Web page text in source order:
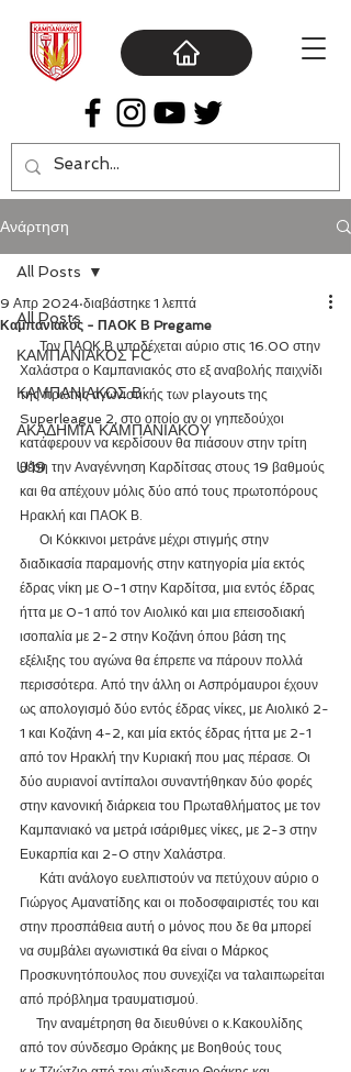
Ανάρτηση
All Posts
ΚΑΜΠΑΝΙΑΚΟΣ FC
ΚΑΜΠΑΝΙΑΚΟΣ Β΄
ΑΚΑΔΗΜΙΑ ΚΑΜΠΑΝΙΑΚΟΥ
U19
All Posts
Καμπανιακός - ΠΑΟΚ Β Pregame
9 Απρ 2024 διαβάστηκε 1 λεπτά
      Τον ΠΑΟΚ Β υποδέχεται αύριο στις 16.00 στην
Χαλάστρα ο Καμπανιακός στο εξ αναβολής παιχνίδι
της πρώτης αγωνιστικής των playouts της
Superleague 2, στο οποίο αν οι γηπεδούχοι
κατάφερουν να κερδίσουν θα πιάσουν στην τρίτη
θέση την Αναγέννηση Καρδίτσας στους 19 βαθμούς
και θα απέχουν μόλις δύο από τους πρωτοπόρους
Ηρακλή και ΠΑΟΚ Β.
διαδικασία παραμονής στην κατηγορία μία εκτός
έδρας νίκη με 0-1 στην Καρδίτσα, μια εντός έδρας
ήττα με 0-1 από τον Αιολικό και μια επεισοδιακή
ισοπαλία με 2-2 στην Κοζάνη όπου βάση της
εξέλιξης του αγώνα θα έπρεπε να πάρουν πολλά
περισσότερα. Από την άλλη οι Ασπρόμαυροι έχουν
ως απολογισμό δύο εντός έδρας νίκες, με Αιολικό 2-
1 και Κοζάνη 4-2, και μία εκτός έδρας ήττα με 2-1
από τον Ηρακλή την Κυριακή που μας πέρασε. Οι
δύο αυριανοί αντίπαλοι συναντήθηκαν δύο φορές
στην κανονική διάρκεια του Πρωταθλήματος με τον
Καμπανιακό να μετρά ισάριθμες νίκες, με 2-3 στην
Ευκαρπία και 2-0 στην Χαλάστρα.
Γιώργος Αμανατίδης και οι ποδοσφαιριστές του και
στην προσπάθεια αυτή ο μόνος που δε θα μπορεί
να συμβάλει αγωνιστικά θα είναι ο Μάρκος
Προσκυνητόπουλος που συνεχίζει να ταλαιπωρείται
από πρόβλημα τραυματισμού.
από τον σύνδεσμο Θράκης με Βοηθούς τους